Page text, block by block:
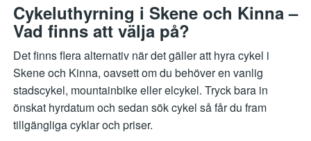
Cykeluthyrning i Skene och Kinna –
Vad finns att välja på?
Det finns flera alternativ när det gäller att hyra cykel i
Skene och Kinna, oavsett om du behöver en vanlig
stadscykel, mountainbike eller elcykel. Tryck bara in
önskat hyrdatum och sedan sök cykel så får du fram
tillgängliga cyklar och priser.